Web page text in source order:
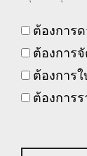
ต้องการ
ต้องการ
ต้องการ
ต้องการร